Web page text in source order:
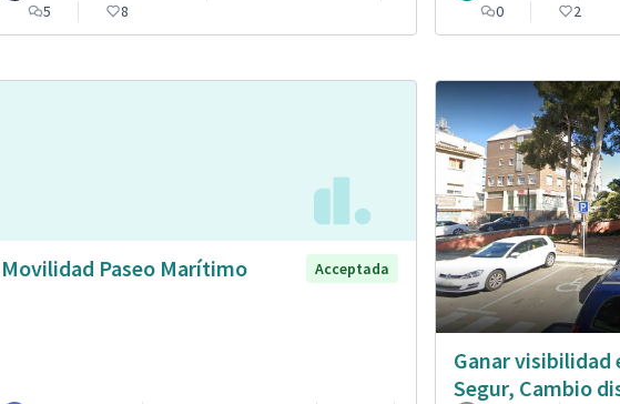
5
8
0
2
Movilidad Paseo Marítimo Acceptada
Ganar visibilidad
Segur, Cambio